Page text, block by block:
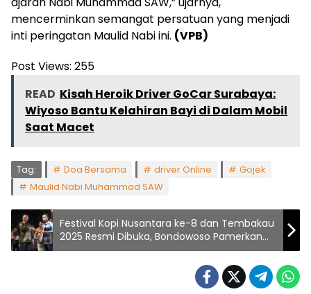
mencerminkan semangat persatuan yang menjadi
inti peringatan Maulid Nabi ini. (VPB)
Post Views: 255
READ Kisah Heroik Driver GoCar Surabaya:
Wiyoso Bantu Kelahiran Bayi di Dalam Mobil
Saat Macet
Tag: Doa Bersama driver Online
Gojek
Maulid Nabi Muhammad SAW
Festival Kopi Nusantara ke-8 dan Tembakau
2025 Resmi Dibuka, Bondowoso Pamerkan
Komoditas Unggulan ke Pasar Dunia